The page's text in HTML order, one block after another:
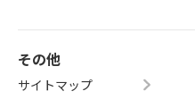
その他
サイトマップ